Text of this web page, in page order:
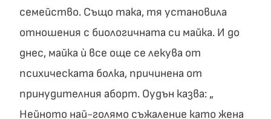
семейство. Също така, тя установила
отношения с биологичната си майка. И до
днес, майка ѝ все още се лекува от
психическата болка, причинена от
принудителния аборт. Оудън казва: „
Нейното най-голямо съжаление като жена